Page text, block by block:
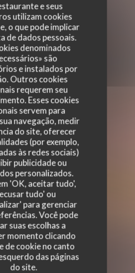
e seus
utilizam cookies
o que pode implicar
de dados pessoais.
denominados
são
e instalados por
Outros cookies
requerem seu
Esses cookies
servem para
navegação, medir
do site, oferecer
(por exemplo,
às redes sociais)
publicidade ou
personalizados.
'OK, aceitar tudo',
tudo' ou
para gerenciar
Você pode
suas escolhas a
momento clicando
de cookie no canto
das páginas
do site.